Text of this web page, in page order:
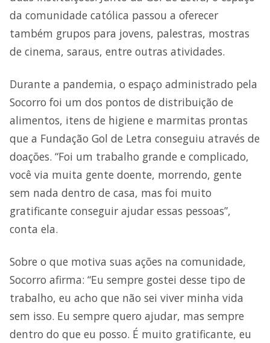
da comunidade católica passou a oferecer
também grupos para jovens, palestras, mostras
de cinema, saraus, entre outras atividades.
Durante a pandemia, o espaço administrado pela
Socorro foi um dos pontos de distribuição de
alimentos, itens de higiene e marmitas prontas
que a Fundação Gol de Letra conseguiu através de
doações. “Foi um trabalho grande e complicado,
você via muita gente doente, morrendo, gente
sem nada dentro de casa, mas foi muito
gratificante conseguir ajudar essas pessoas”,
conta ela.
Sobre o que motiva suas ações na comunidade,
Socorro afirma: “Eu sempre gostei desse tipo de
trabalho, eu acho que não sei viver minha vida
sem isso. Eu sempre quero ajudar, mas sempre
dentro do que eu posso. É muito gratificante, eu